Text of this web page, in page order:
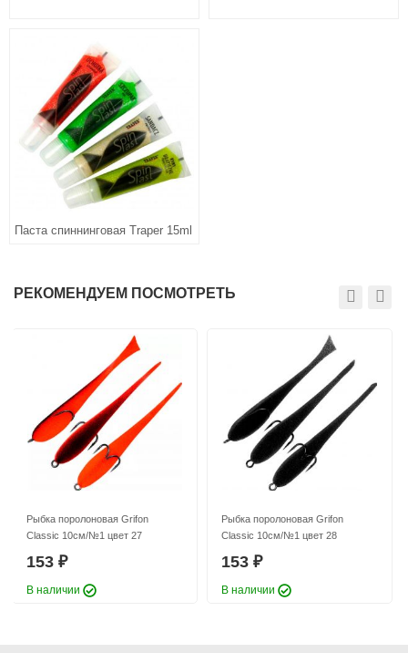
Паста спиннинговая Traper 15ml
РЕКОМЕНДУЕМ ПОСМОТРЕТЬ
Рыбка поролоновая Grifon
Classic 10см/№1 цвет 27
153 ₽
В наличии
Рыбка поролоновая Grifon
Classic 10см/№1 цвет 28
153 ₽
В наличии